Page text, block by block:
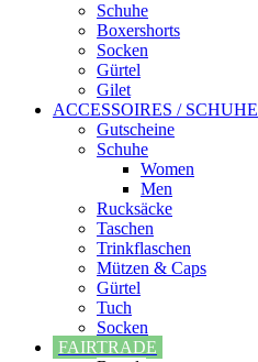
Schuhe
Boxershorts
Socken
Gürtel
Gilet
ACCESSOIRES / SCHUHE
Gutscheine
Schuhe
Women
Men
Rucksäcke
Taschen
Trinkflaschen
Mützen & Caps
Gürtel
Tuch
Socken
FAIRTRADE